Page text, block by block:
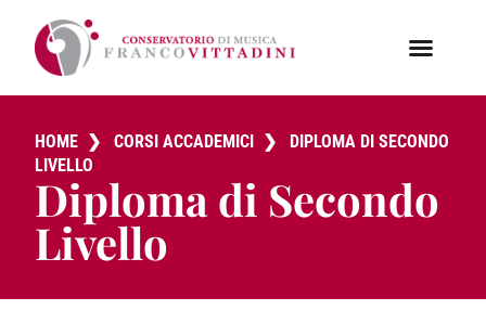
HOME ❯ CORSI ACCADEMICI ❯ DIPLOMA DI SECONDO
LIVELLO
Diploma di Secondo
Livello